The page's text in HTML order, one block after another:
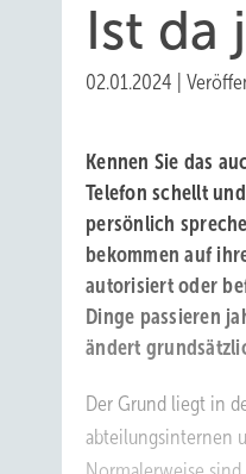
Ist da
02.01.2024
Kennen Sie das
Telefon schellt
persönlich
bekommen auf
autorisiert oder
Dinge passieren
ändert
Der Grund liegt in
abteilungsinternen